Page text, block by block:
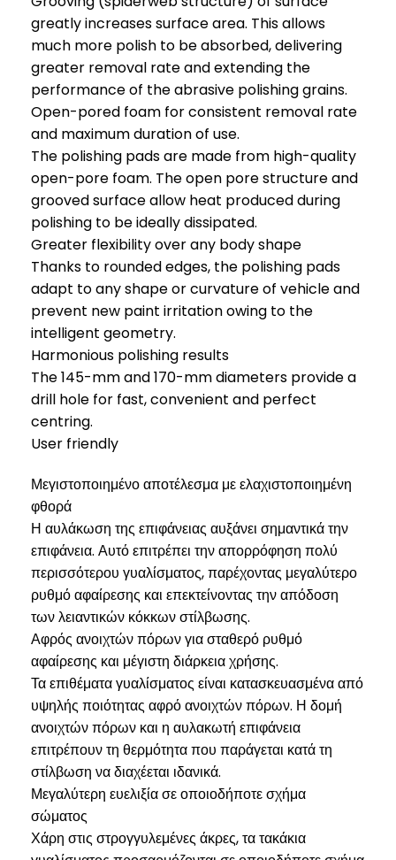
greatly increases surface area. This allows
much more polish to be absorbed, delivering
greater removal rate and extending the
performance of the abrasive polishing grains.
Open-pored foam for consistent removal rate
and maximum duration of use.
The polishing pads are made from high-quality
open-pore foam. The open pore structure and
grooved surface allow heat produced during
polishing to be ideally dissipated.
Greater flexibility over any body shape
Thanks to rounded edges, the polishing pads
adapt to any shape or curvature of vehicle and
prevent new paint irritation owing to the
intelligent geometry.
Harmonious polishing results
The 145-mm and 170-mm diameters provide a
drill hole for fast, convenient and perfect
centring.
User friendly
Μεγιστοποιημένο αποτέλεσμα με ελαχιστοποιημένη
φθορά
Η αυλάκωση της επιφάνειας αυξάνει σημαντικά την
επιφάνεια. Αυτό επιτρέπει την απορρόφηση πολύ
περισσότερου γυαλίσματος, παρέχοντας μεγαλύτερο
ρυθμό αφαίρεσης και επεκτείνοντας την απόδοση
των λειαντικών κόκκων στίλβωσης.
Αφρός ανοιχτών πόρων για σταθερό ρυθμό
αφαίρεσης και μέγιστη διάρκεια χρήσης.
Τα επιθέματα γυαλίσματος είναι κατασκευασμένα από
υψηλής ποιότητας αφρό ανοιχτών πόρων. Η δομή
ανοιχτών πόρων και η αυλακωτή επιφάνεια
επιτρέπουν τη θερμότητα που παράγεται κατά τη
στίλβωση να διαχέεται ιδανικά.
Μεγαλύτερη ευελιξία σε οποιοδήποτε σχήμα
σώματος
Χάρη στις στρογγυλεμένες άκρες, τα τακάκια